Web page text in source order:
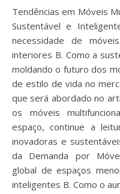
Tendências em Móveis Multifuncionais, O Futuro do Design
Sustentável e
necessidade de
interiores B. Como a
moldando o futuro dos
de estilo de vida no
que será abordado no
os móveis
espaço, continue a
inovadoras e
da Demanda por
global de espaços
inteligentes B. Como o